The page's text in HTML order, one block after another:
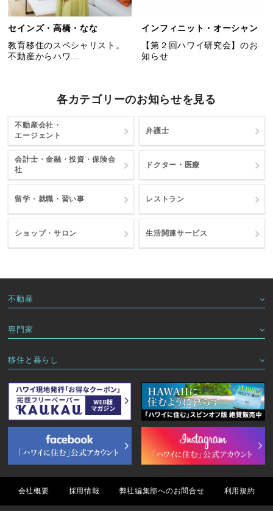
セインズ・高橋・なな
教育移住のスペシャリスト。
不動産からハワ...
インフィニット・オーシャン
【第２回ハワイ研究会】のお
知らせ
各カテゴリーのお知らせを見る
不動産会社・
エージェント
弁護士
会計士・金融・投資・保険会
社
ドクター・医療
留学・就職・習い事 レストラン
ショップ・サロン 生活関連サービス
不動産
専門家
移住と暮らし
会社概要 採用情報 弊社編集部へのお問合せ 利用規約